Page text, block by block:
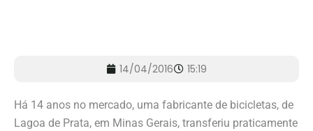
14/04/2016 15:19
Há 14 anos no mercado, uma fabricante de bicicletas, de
Lagoa de Prata, em Minas Gerais, transferiu praticamente